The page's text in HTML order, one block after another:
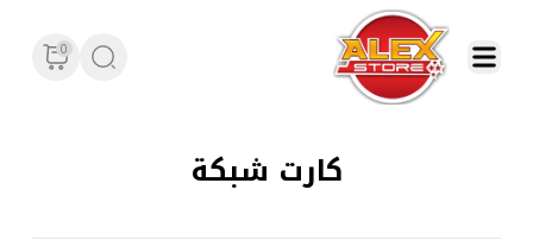
0
كارت شبكة